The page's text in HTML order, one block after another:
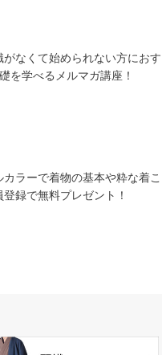
なくて始められない方におす
を学べるメルマガ講座！
ラーで着物の基本や粋な着こ
録で無料プレゼント！